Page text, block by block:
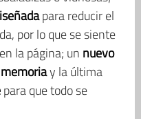
para reducir el
por lo que se siente
la página; un nuevo
y la última
para que todo se